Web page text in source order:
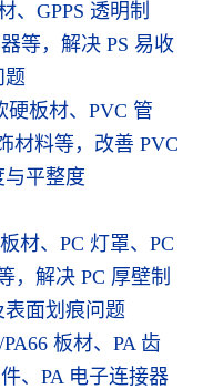
、GPPS 透明制
等，解决 PS 易收
题
硬板材、PVC 管
材料等，改善 PVC
平整度
材、PC 灯罩、PC
，解决 PC 厚壁制
面划痕问题
板材、PA 齿
、PA 电子连接器